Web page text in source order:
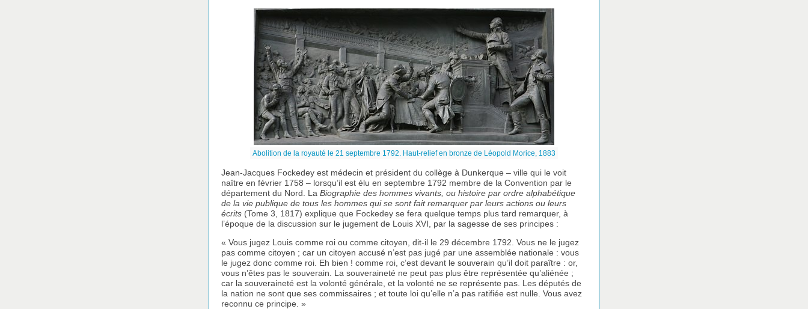
Abolition de la royauté le 21 septembre 1792. Haut-relief en bronze de Léopold Morice, 1883
Jean-Jacques Fockedey est médecin et président du collège à Dunkerque – ville qui le voit
naître en février 1758 – lorsqu’il est élu en septembre 1792 membre de la Convention par le
département du Nord. La Biographie des hommes vivants, ou histoire par ordre alphabétique
de la vie publique de tous les hommes qui se sont fait remarquer par leurs actions ou leurs
écrits (Tome 3, 1817) explique que Fockedey se fera quelque temps plus tard remarquer, à
l’époque de la discussion sur le jugement de Louis XVI, par la sagesse de ses principes :
« Vous jugez Louis comme roi ou comme citoyen, dit-il le 29 décembre 1792. Vous ne le jugez
pas comme citoyen ; car un citoyen accusé n’est pas jugé par une assemblée nationale : vous
le jugez donc comme roi. Eh bien ! comme roi, c’est devant le souverain qu’il doit paraître : or,
vous n’êtes pas le souverain. La souveraineté ne peut pas plus être représentée qu’aliénée ;
car la souveraineté est la volonté générale, et la volonté ne se représente pas. Les députés de
la nation ne sont que ses commissaires ; et toute loi qu’elle n’a pas ratifiée est nulle. Vous avez
reconnu ce principe. »